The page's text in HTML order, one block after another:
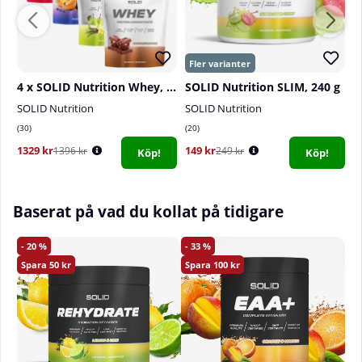
4 x SOLID Nutrition Whey, 750 g
SOLID Nutrition
30
1329 kr1396 kr Köp!
SOLID Nutrition SLIM, 240 g
SOLID Nutrition
20
149 kr249 kr Köp!
Baserat på vad du kollat på tidigare
20
50
33
100